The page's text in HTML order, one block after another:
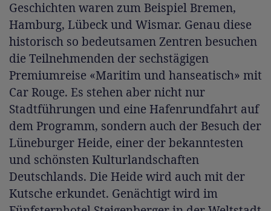
Geschichten waren zum Beispiel Bremen,
Hamburg, Lübeck und Wismar. Genau diese
historisch so bedeutsamen Zentren besuchen
die Teilnehmenden der sechstägigen
Premiumreise «Maritim und hanseatisch» mit
Car Rouge. Es stehen aber nicht nur
Stadtführungen und eine Hafenrundfahrt auf
dem Programm, sondern auch der Besuch der
Lüneburger Heide, einer der bekanntesten
und schönsten Kulturlandschaften
Deutschlands. Die Heide wird auch mit der
Kutsche erkundet. Genächtigt wird im